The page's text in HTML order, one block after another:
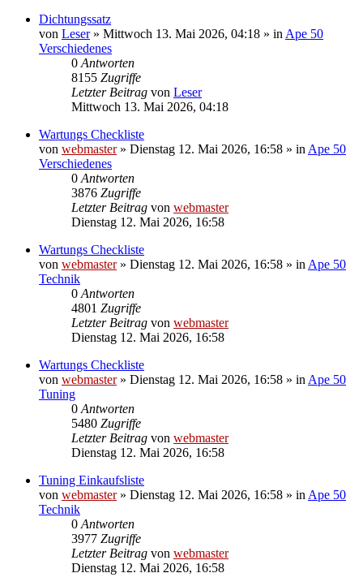
Dichtungssatz
von Leser» Mittwoch 13. Mai 2026, 04:18 » in Ape 50
Verschiedenes
0 Antworten
8155 Zugriffe
Letzter Beitrag von Leser
Mittwoch 13. Mai 2026, 04:18
Wartungs Checkliste
von webmaster» Dienstag 12. Mai 2026, 16:58 » in Ape 50
Verschiedenes
0 Antworten
3876 Zugriffe
Letzter Beitrag von webmaster
Dienstag 12. Mai 2026, 16:58
Wartungs Checkliste
von webmaster» Dienstag 12. Mai 2026, 16:58 » in Ape 50
Technik
0 Antworten
4801 Zugriffe
Letzter Beitrag von webmaster
Dienstag 12. Mai 2026, 16:58
Wartungs Checkliste
von webmaster» Dienstag 12. Mai 2026, 16:58 » in Ape 50
Tuning
0 Antworten
5480 Zugriffe
Letzter Beitrag von webmaster
Dienstag 12. Mai 2026, 16:58
Tuning Einkaufsliste
von webmaster» Dienstag 12. Mai 2026, 16:58 » in Ape 50
Technik
0 Antworten
3977 Zugriffe
Letzter Beitrag von webmaster
Dienstag 12. Mai 2026, 16:58